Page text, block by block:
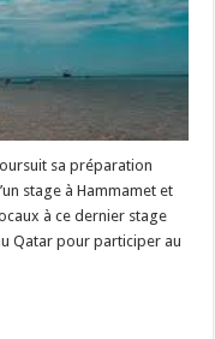
sa préparation
stage à Hammamet et
à ce dernier stage
Qatar pour participer au